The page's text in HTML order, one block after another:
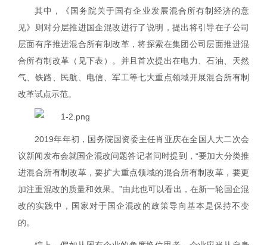
其中，《国务院关于国有企业发展混合所有制经济的意
见》则对分层推进国企混改进行了说明，提出将引导在子公司
层面有序推进混合所有制改革，将探索在集团公司层面推进混
合所有制改革（见下表）。并且首次提出在电力、石油、天然
气、铁路、民航、电信、军工等七大重点领域开展混合所有制
改革试点示范。
2019年年初，国务院国资委主任肖亚庆在全国人大二次会
议新闻发布会就国企混改问题答记者问时提到，“要加大分类推
进混合所有制改革，要扩大重点领域的混合所有制改革，要更
加注重混改的质量和效果。”由此也可以看出，在新一轮国企混
改的实践中，国家对于国企混改的政策导向基本是保持不变
的。